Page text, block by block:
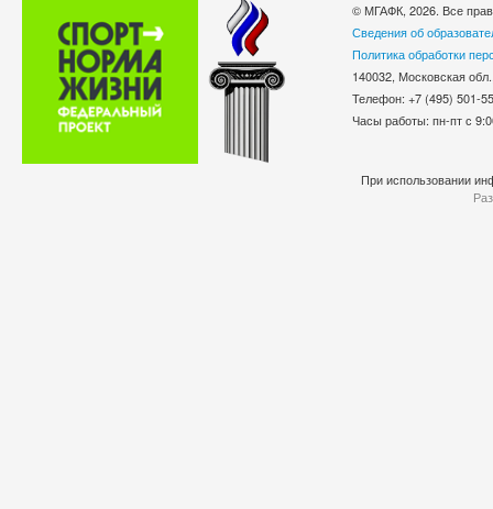
© МГАФК, 2026. Все
Сведения об
Политика обработки
140032, Московская
Телефон: +7 (495)
Часы работы: пн-пт с
При использовании